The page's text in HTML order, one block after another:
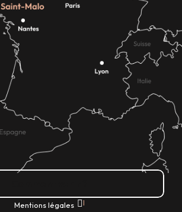
Mentions légales
|